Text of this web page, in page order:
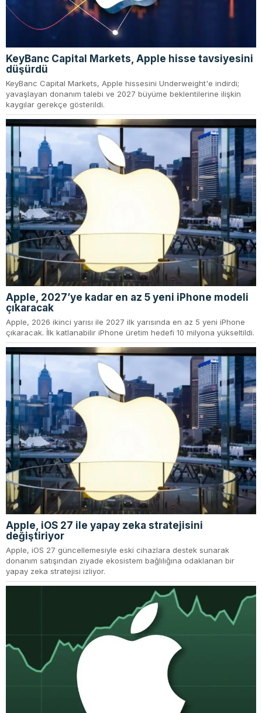
KeyBanc Capital Markets, Apple hisse tavsiyesini
düşürdü
KeyBanc Capital Markets, Apple hissesini Underweight'e indirdi;
yavaşlayan donanım talebi ve 2027 büyüme beklentilerine ilişkin
kaygılar gerekçe gösterildi.
Apple, 2027’ye kadar en az 5 yeni iPhone modeli
çıkaracak
Apple, 2026 ikinci yarısı ile 2027 ilk yarısında en az 5 yeni iPhone
çıkaracak. İlk katlanabilir iPhone üretim hedefi 10 milyona yükseltildi.
Apple, iOS 27 ile yapay zeka stratejisini
değiştiriyor
Apple, iOS 27 güncellemesiyle eski cihazlara destek sunarak
donanım satışından ziyade ekosistem bağlılığına odaklanan bir
yapay zeka stratejisi izliyor.